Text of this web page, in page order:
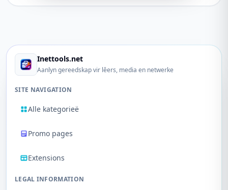
Inettools.net
Aanlyn gereedskap vir lêers, media en netwerke
SITE NAVIGATION
Alle kategorieë
Promo pages
Extensions
LEGAL INFORMATION